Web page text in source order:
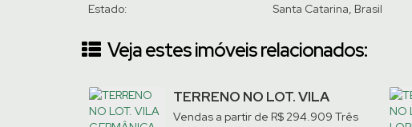
Estado: Santa Catarina, Brasil
Veja estes imóveis relacionados:
TERRENO NO LOT. VILA
GERMÂNICA COM 330M² |
R$294.909
Vendas a partir de
Três